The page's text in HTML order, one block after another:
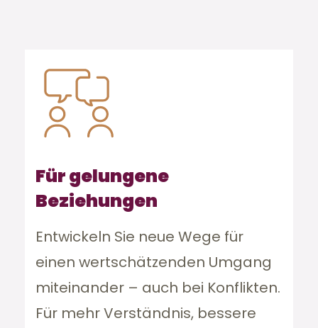
Für gelungene
Beziehungen
Entwickeln Sie neue Wege für
einen wertschätzenden Umgang
miteinander – auch bei Konflikten.
Für mehr Verständnis, bessere